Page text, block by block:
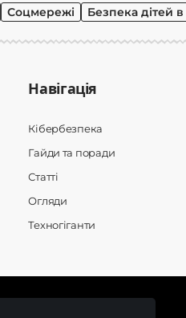
Соцмережі Безпека дітей в
Навігація
Кібербезпека
Гайди та поради
Статті
Огляди
Техногіганти